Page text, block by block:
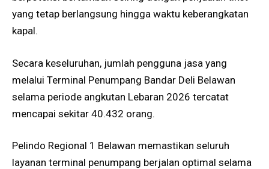
yang tetap berlangsung hingga waktu keberangkatan
kapal.
Secara keseluruhan, jumlah pengguna jasa yang
melalui Terminal Penumpang Bandar Deli Belawan
selama periode angkutan Lebaran 2026 tercatat
mencapai sekitar 40.432 orang.
Pelindo Regional 1 Belawan memastikan seluruh
layanan terminal penumpang berjalan optimal selama